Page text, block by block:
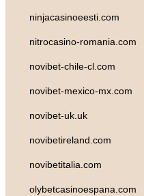
ninjacasinoeesti.com
nitrocasino-romania.com
novibet-chile-cl.com
novibet-mexico-mx.com
novibet-uk.uk
novibetireland.com
novibetitalia.com
olybetcasinoespana.com